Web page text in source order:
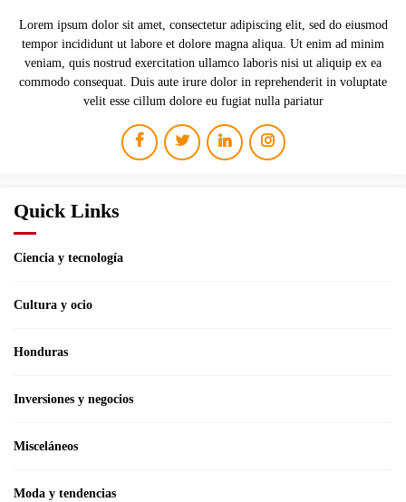
Lorem ipsum dolor sit amet, consectetur adipiscing elit, sed do eiusmod
tempor incididunt ut labore et dolore magna aliqua. Ut enim ad minim
veniam, quis nostrud exercitation ullamco laboris nisi ut aliquip ex ea
commodo consequat. Duis aute irure dolor in reprehenderit in voluptate
velit esse cillum dolore eu fugiat nulla pariatur
Quick Links
Ciencia y tecnología
Cultura y ocio
Honduras
Inversiones y negocios
Misceláneos
Moda y tendencias